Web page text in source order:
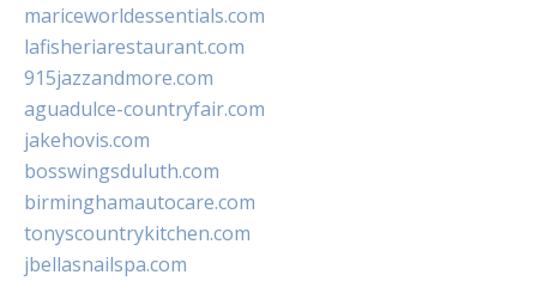
mariceworldessentials.com
lafisheriarestaurant.com
915jazzandmore.com
aguadulce-countryfair.com
jakehovis.com
bosswingsduluth.com
birminghamautocare.com
tonyscountrykitchen.com
jbellasnailspa.com